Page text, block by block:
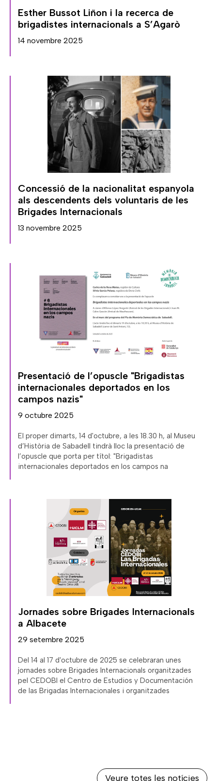
Esther Bussot Liñon i la recerca de
brigadistes internacionals a S’Agarò
14 novembre 2025
Concessió de la nacionalitat espanyola
als descendents dels voluntaris de les
Brigades Internacionals
13 novembre 2025
Presentació de l’opuscle "Brigadistas
internacionales deportados en los
campos nazis"
9 octubre 2025
El proper dimarts, 14 d'octubre, a les 18.30 h, al Museu
d’Història de Sabadell tindrà lloc la presentació de
l’opuscle que porta per títol: "Brigadistas
internacionales deportados en los campos na
Jornades sobre Brigades Internacionals
a Albacete
29 setembre 2025
Del 14 al 17 d'octubre de 2025 se celebraran unes
jornades sobre Brigades Internacionals organitzades
pel CEDOBI el Centro de Estudios y Documentación
de las Brigadas Internacionales i organitzades
Veure totes les notícies